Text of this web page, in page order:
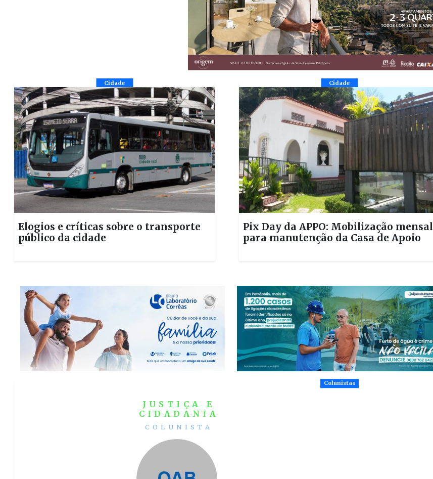
Cidade
Elogios e críticas sobre o transporte
público da cidade
Cidade
Pix Day da APPO: Mobilização mensal
para manutenção da Casa de Apoio
Colunistas
JUSTIÇA E
CIDADANIA
COLUNISTA